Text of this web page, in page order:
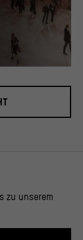
zu unserem